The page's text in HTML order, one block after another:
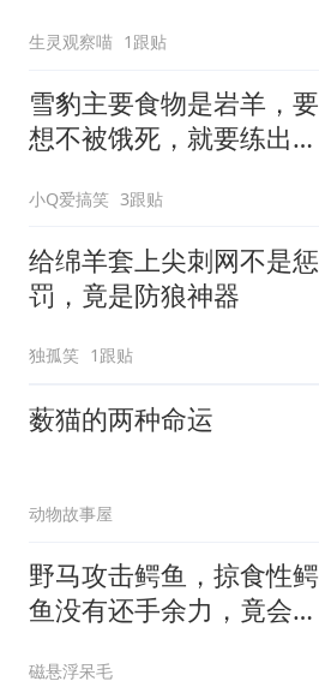
生灵观察喵 1跟贴
雪豹主要食物是岩羊，要
想不被饿死，就要练出更
小Q爱搞笑 3跟贴
给绵羊套上尖刺网不是惩
罚，竟是防狼神器
独孤笑 1跟贴
薮猫的两种命运
动物故事屋
野马攻击鳄鱼，掠食性鳄
鱼没有还手余力，竟会发
磁悬浮呆毛